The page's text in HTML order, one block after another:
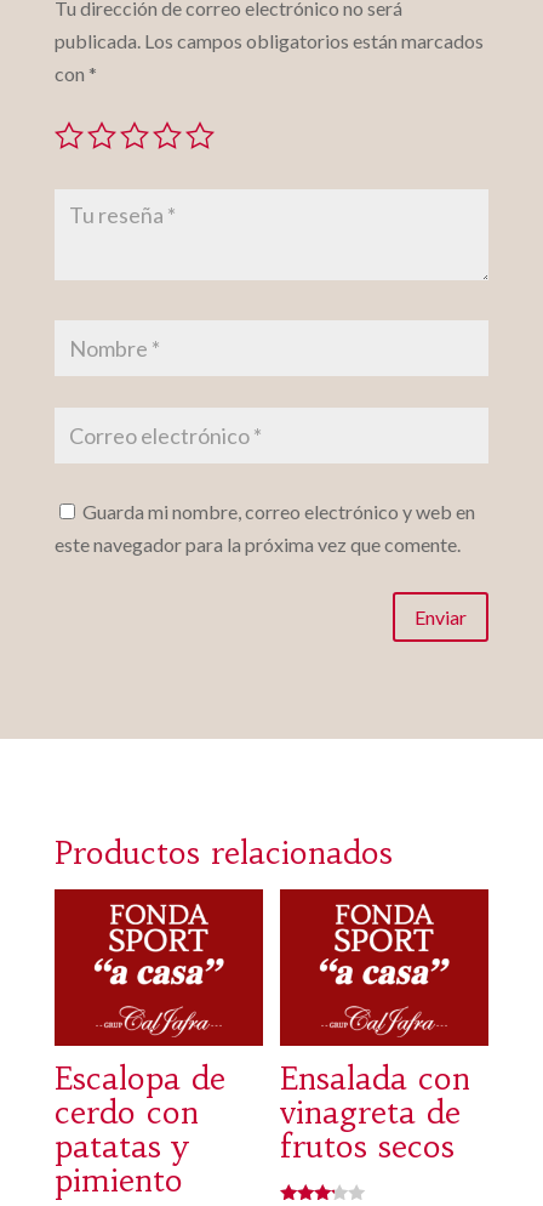
Tu dirección de correo electrónico no será
publicada. Los campos obligatorios están marcados
con *
Guarda mi nombre, correo electrónico y web en
este navegador para la próxima vez que comente.
Enviar
Productos relacionados
Escalopa de
cerdo con
patatas y
pimiento
Ensalada con
vinagreta de
frutos secos